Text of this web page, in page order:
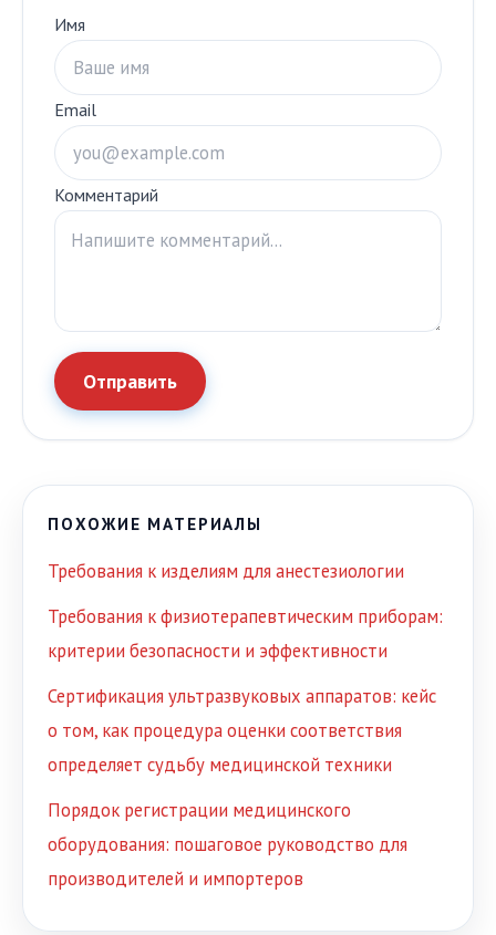
Имя
Email
Комментарий
Отправить
ПОХОЖИЕ МАТЕРИАЛЫ
Требования к изделиям для анестезиологии
Требования к физиотерапевтическим приборам:
критерии безопасности и эффективности
Сертификация ультразвуковых аппаратов: кейс
о том, как процедура оценки соответствия
определяет судьбу медицинской техники
Порядок регистрации медицинского
оборудования: пошаговое руководство для
производителей и импортеров